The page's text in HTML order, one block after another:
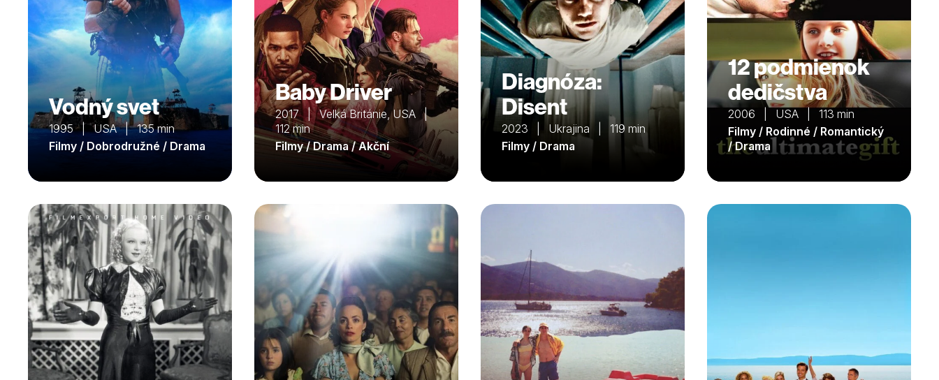
Vodný svet
1995 | USA | 135 min
Filmy / Dobrodružné / Drama
Baby Driver
2017 | Velká Británie, USA |
112 min
Filmy / Drama / Akční
Diagnóza:
Disent
2023 | Ukrajina | 119 min
Filmy / Drama
12 podmienok
dedičstva
2006 | USA | 113 min
Filmy / Rodinné / Romantický
/ Drama